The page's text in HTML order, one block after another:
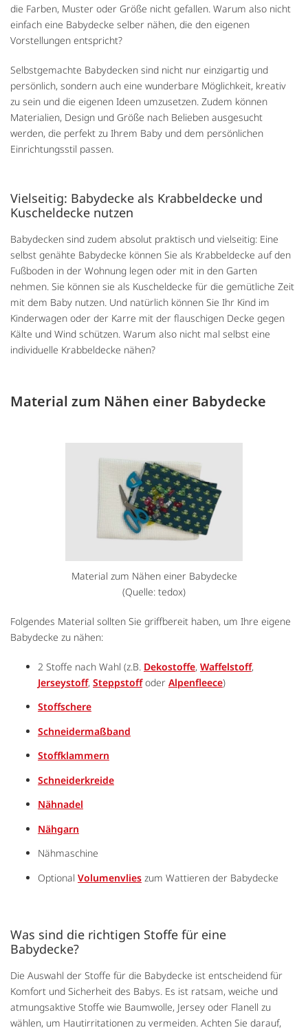
die Farben, Muster oder Größe nicht gefallen. Warum also nicht
einfach eine Babydecke selber nähen, die den eigenen
Vorstellungen entspricht?
Selbstgemachte Babydecken sind nicht nur einzigartig und
persönlich, sondern auch eine wunderbare Möglichkeit, kreativ
zu sein und die eigenen Ideen umzusetzen. Zudem können
Materialien, Design und Größe nach Belieben ausgesucht
werden, die perfekt zu Ihrem Baby und dem persönlichen
Einrichtungsstil passen.
Vielseitig: Babydecke als Krabbeldecke und
Kuscheldecke nutzen
Babydecken sind zudem absolut praktisch und vielseitig: Eine
selbst genähte Babydecke können Sie als Krabbeldecke auf den
Fußboden in der Wohnung legen oder mit in den Garten
nehmen. Sie können sie als Kuscheldecke für die gemütliche Zeit
mit dem Baby nutzen. Und natürlich können Sie Ihr Kind im
Kinderwagen oder der Karre mit der flauschigen Decke gegen
Kälte und Wind schützen. Warum also nicht mal selbst eine
individuelle Krabbeldecke nähen?
Material zum Nähen einer Babydecke
Material zum Nähen einer Babydecke
(Quelle: tedox)
Folgendes Material sollten Sie griffbereit haben, um Ihre eigene
Babydecke zu nähen:
2 Stoffe nach Wahl (z.B. Dekostoffe, Waffelstoff,
Jerseystoff, Steppstoffoder Alpenfleece)
Stoffschere
Schneidermaßband
Stoffklammern
Schneiderkreide
Nähnadel
Nähgarn
Nähmaschine
Optional Volumenvlies zum Wattieren der Babydecke
Was sind die richtigen Stoffe für eine
Babydecke?
Die Auswahl der Stoffe für die Babydecke ist entscheidend für
Komfort und Sicherheit des Babys. Es ist ratsam, weiche und
atmungsaktive Stoffe wie Baumwolle, Jersey oder Flanell zu
wählen, um Hautirritationen zu vermeiden. Achten Sie darauf,